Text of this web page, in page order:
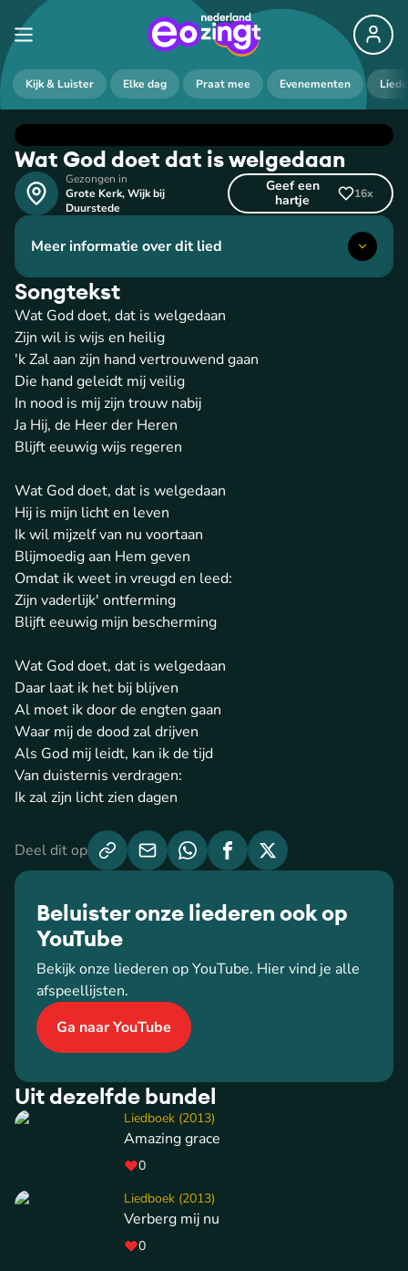
Kijk & Luister Elke dag Praat mee Evenementen
Wat God doet dat is welgedaan
Gezongen in
Grote Kerk,Wijk bij
Duurstede
Geef een
hartje
16x
Meer informatie over dit lied
Songtekst
Wat God doet, dat is welgedaan
Zijn wil is wijs en heilig
'k Zal aan zijn hand vertrouwend gaan
Die hand geleidt mij veilig
In nood is mij zijn trouw nabij
Ja Hij, de Heer der Heren
Blijft eeuwig wijs regeren
Wat God doet, dat is welgedaan
Hij is mijn licht en leven
Ik wil mijzelf van nu voortaan
Blijmoedig aan Hem geven
Omdat ik weet in vreugd en leed:
Zijn vaderlijk' ontferming
Blijft eeuwig mijn bescherming
Wat God doet, dat is welgedaan
Daar laat ik het bij blijven
Al moet ik door de engten gaan
Waar mij de dood zal drijven
Als God mij leidt, kan ik de tijd
Van duisternis verdragen:
Ik zal zijn licht zien dagen
Deel dit op
Beluister onze liederen ook op
YouTube
Bekijk onze liederen op YouTube. Hier vind je alle
afspeellijsten.
Ga naar YouTube
Uit dezelfde bundel
Liedboek (2013)
Amazing grace
0
Liedboek (2013)
Verberg mij nu
0